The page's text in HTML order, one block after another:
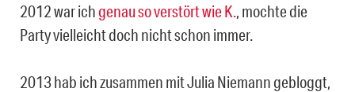
2012 war ichgenau so verstört wie K., mochte die
Party vielleicht doch nicht schon immer.
2013 hab ich zusammen mit Julia Niemann gebloggt,